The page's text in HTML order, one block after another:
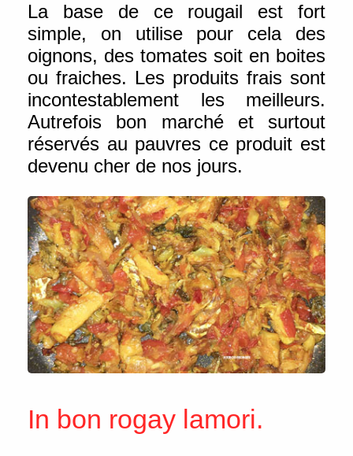
La base de ce rougail est fort
simple, on utilise pour cela des
oignons, des tomates soit en boites
ou fraiches. Les produits frais sont
incontestablement les meilleurs.
Autrefois bon marché et surtout
réservés au pauvres ce produit est
devenu cher de nos jours.
In bon rogay lamori.